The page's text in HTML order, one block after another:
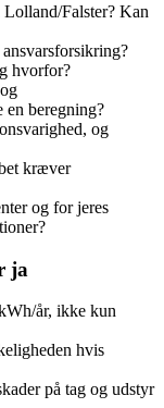
Falster? Kan
hvorfor?
beregning?
og
kræver
og for jeres
ja
år, ikke kun
hvis
på tag og udstyr